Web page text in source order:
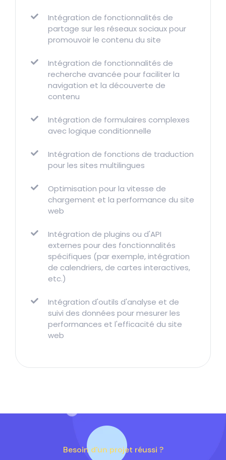
Intégration de fonctionnalités de
partage sur les réseaux sociaux pour
promouvoir le contenu du site
Intégration de fonctionnalités de
recherche avancée pour faciliter la
navigation et la découverte de
contenu
Intégration de formulaires complexes
avec logique conditionnelle
Intégration de fonctions de traduction
pour les sites multilingues
Optimisation pour la vitesse de
chargement et la performance du site
web
Intégration de plugins ou d'API
externes pour des fonctionnalités
spécifiques (par exemple, intégration
de calendriers, de cartes interactives,
etc.)
Intégration d'outils d'analyse et de
suivi des données pour mesurer les
performances et l'efficacité du site
web
Besoin d'un projet réussi ?